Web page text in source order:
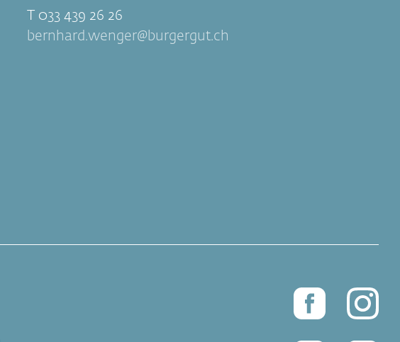
T 033 439 26 26
bernhard.wenger
burgergut.ch